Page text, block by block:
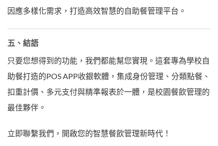
因應多樣化需求，打造高效智慧的自助餐管理平台。
五、結語
只要您想得到的功能，我們都能幫您實現。這套專為學校自
助餐打造的POS APP收銀軟體，集成身份管理、分類點餐、
扣重計價、多元支付與精準報表於一體，是校園餐飲管理的
最佳夥伴。
立即聯繫我們，開啟您的智慧餐飲管理新時代！